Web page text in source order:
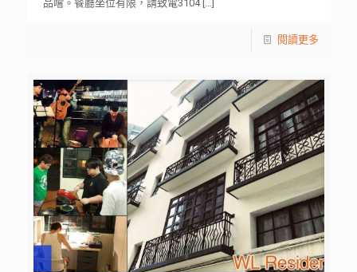
品嚐。餐廳坐位有限，請致電3104[…]
閱讀更多